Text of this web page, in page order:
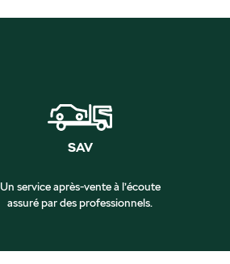
SAV
Un service après-vente à l’écoute
assuré par des professionnels.